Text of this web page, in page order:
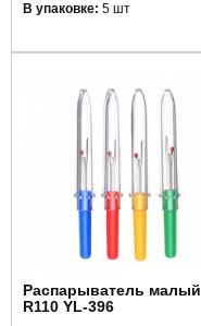
В упаковке: 5 шт
Распарыватель малый
R110 YL-396